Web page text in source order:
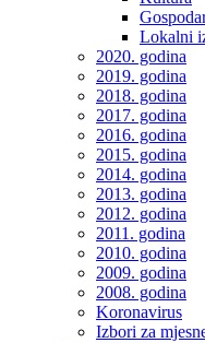
Lokalni
2020. godina
2019. godina
2018. godina
2017. godina
2016. godina
2015. godina
2014. godina
2013. godina
2012. godina
2011. godina
2010. godina
2009. godina
2008. godina
Koronavirus
Izbori za